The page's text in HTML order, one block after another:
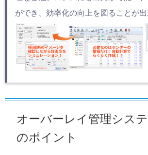
ができ、効率化の向上を図ることが出
オーバーレイ管理シス
のポイント